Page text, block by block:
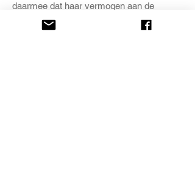
daarmee dat haar vermogen aan de
gemeenschap zou vervallen. Dit college
van regenten en hun rechtsopvolgers